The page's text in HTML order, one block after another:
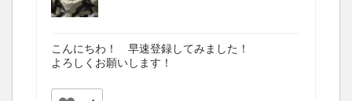
こんにちわ！ 早速登録してみました！
よろしくお願いします！